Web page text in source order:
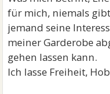
für mich, niemals
jemand seine
meiner Garderobe
gehen lassen kann.
Ich lasse Freiheit,